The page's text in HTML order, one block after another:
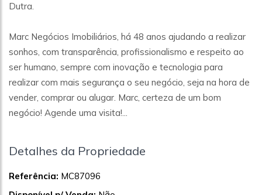
Dutra.
Marc Negócios Imobiliários, há 48 anos ajudando a realizar
sonhos, com transparência, profissionalismo e respeito ao
ser humano, sempre com inovação e tecnologia para
realizar com mais segurança o seu negócio, seja na hora de
vender, comprar ou alugar. Marc, certeza de um bom
negócio! Agende uma visita!...
Detalhes da Propriedade
Referência: MC87096